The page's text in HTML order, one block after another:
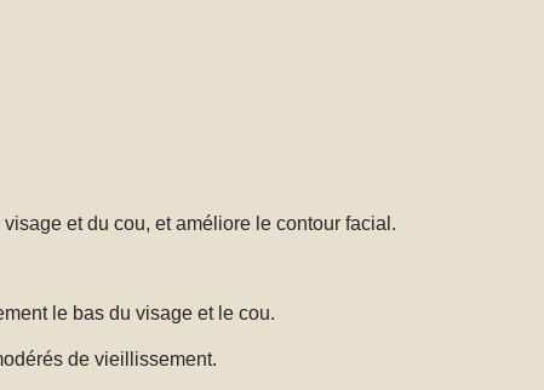
et du cou, et améliore le contour facial.
le bas du visage et le cou.
de vieillissement.